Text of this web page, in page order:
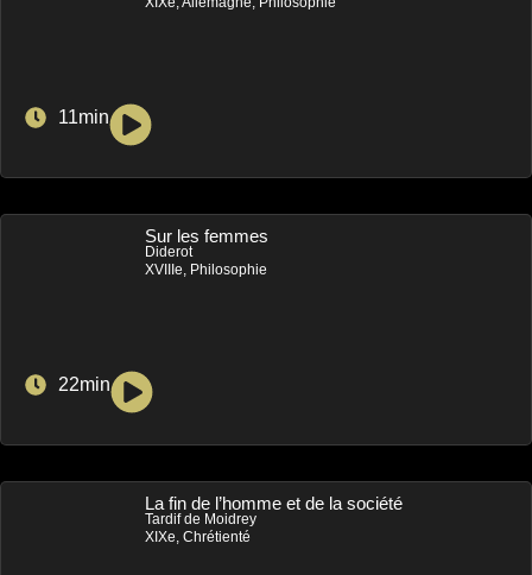
11min
Sur les femmes
Diderot
XVIIIe, Philosophie
22min
La fin de l’homme et de la société
Tardif de Moidrey
XIXe, Chrétienté